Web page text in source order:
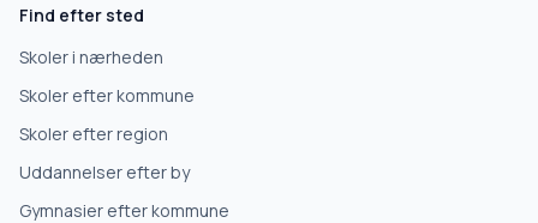
Erhvervsuddannelse
Højskole
Find efter sted
Skoler i nærheden
Skoler efter kommune
Skoler efter region
Uddannelser efter by
Gymnasier efter kommune